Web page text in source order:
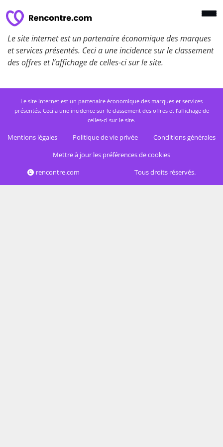
Le site internet est un partenaire économique des marques
et services présentés. Ceci a une incidence sur le classement
des offres et l’affichage de celles-ci sur le site.
Le site internet est un partenaire économique des marques et services
présentés. Ceci a une incidence sur le classement des offres et l’affichage de
celles-ci sur le site.
Mentions légales Politique de vie privée
Conditions générales
Mettre à jour les préférences de cookies
rencontre.com
Tous droits réservés.